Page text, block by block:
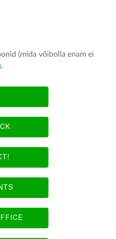
(mida võibolla enam ei
.